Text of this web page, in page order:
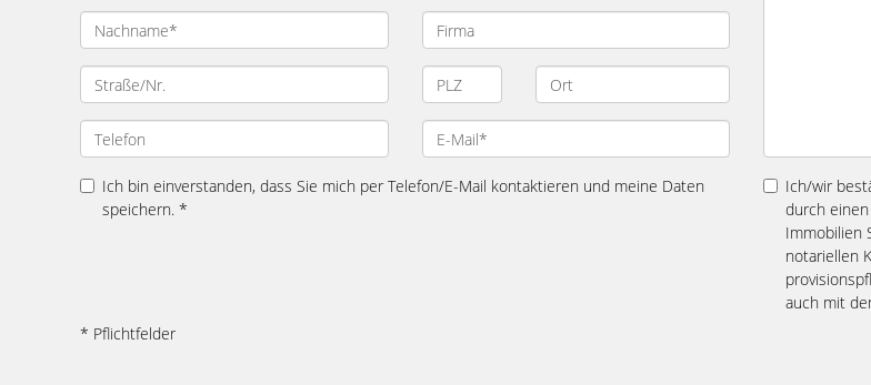
Ich bin einverstanden, dass Sie mich per Telefon/E-Mail kontaktieren und meine Daten
speichern. *
Ich/wir
durch
Immobilien
notariellen
auch mit
* Pflichtfelder